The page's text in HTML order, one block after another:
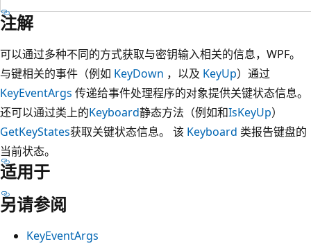
注解
可以通过多种不同的方式获取与密钥输入相关的信息，WPF。
与键相关的事件（例如 KeyDown ，以及 KeyUp）通过
KeyEventArgs 传递给事件处理程序的对象提供关键状态信息。
还可以通过类上的Keyboard静态方法（例如和IsKeyUp）
GetKeyStates获取关键状态信息。 该 Keyboard 类报告键盘的
当前状态。
适用于
另请参阅
KeyEventArgs